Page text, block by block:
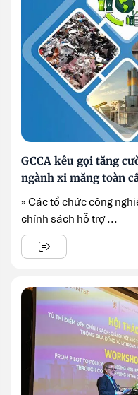
GCCA kêu gọi tăng
ngành xi măng toàn
» Các tổ chức công
chính sách hỗ trợ ...